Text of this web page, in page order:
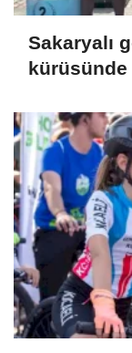
Sakaryalı
kürüsünde